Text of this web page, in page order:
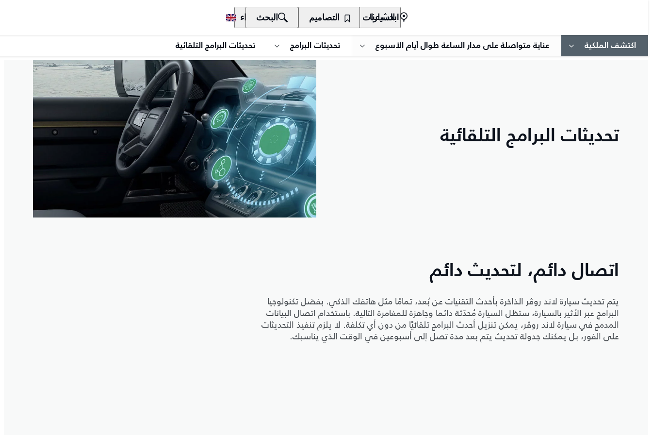
السيارات المالكون الاكتشاف الشراء ابحث عنا التصاميم البحث
اكتشف الملكية عناية متواصلة على مدار الساعة طوال أيام الأسبوع تحديثات البرامج تحديثات البرامج التلقائية
تحديثات البرامج التلقائية
اتصال دائم، لتحديث دائم
يتم تحديث سيارة لاند روڤر الذاخرة بأحدث التقنيات عن بُعد، تمامًا مثل هاتفك الذكي. بفضل تكنولوجيا
البرامج عبر الأثير بالسيارة، ستظل السيارة مُحدَّثة دائمًا وجاهزة للمغامرة التالية. باستخدام اتصال البيانات
المدمج في سيارة لاند روڤر، يمكن تنزيل أحدث البرامج تلقائيًا من دون أي تكلفة. لا يلزم تنفيذ التحديثات
على الفور، بل يمكنك جدولة تحديث يتم بعد مدة تصل إلى أسبوعين في الوقت الذي يناسبك.